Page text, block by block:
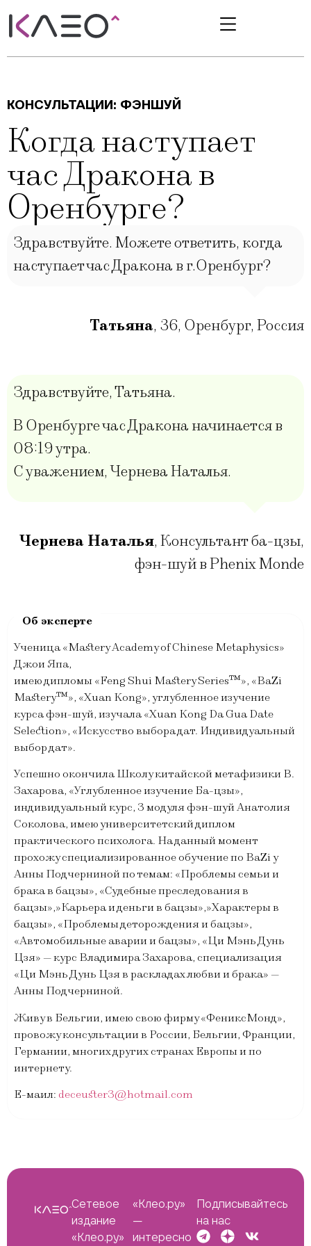
КОНСУЛЬТАЦИИ: ФЭНШУЙ
Когда наступает
час Дракона в
Оренбурге?
Здравствуйте. Можете ответить, когда
наступает час Дракона в г.Оренбург?
Татьяна, 36, Оренбург, Россия
Здравствуйте, Татьяна.
В Оренбурге час Дракона начинается в
08:19 утра.
С уважением, Чернева Наталья.
Чернева Наталья, Консультант ба-цзы,
фэн-шуй в Phenix Monde
Ученица «Мastery Academy of Chinese Metaphysics»
Джои Япа,
имею дипломы «Feng Shui Mastery Series™», «BaZi
Mastery™», «Xuan Kong», углубленное изучение
курса фэн-шуй, изучала «Xuan Kong Da Gua Date
Selection», «Искусство выбора дат. Индивидуальный
выбор дат».
Успешно окончила Школу китайской метафизики В.
Захарова, «Углубленное изучение Ба-цзы»,
индивидуальный курс, 3 модуля фэн-шуй Анатолия
Соколова, имею университетский диплом
практического психолога. На данный момент
прохожу специализированное обучение по BaZi у
Анны Подчерниной по темам: «Проблемы семьи и
брака в бацзы», «Судебные преследования в
бацзы»,»Карьера и деньги в бацзы»,»Характеры в
бацзы», «Проблемы деторождения и бацзы»,
«Автомобильные аварии и бацзы», «Ци Мэнь Дунь
Цзя» — курс Владимира Захарова, специализация
«Ци Мэнь Дунь Цзя в раскладах любви и брака» —
Анны Подчерниной.
Живу в Бельгии, имею свою фирму «ФениксМонд»,
провожу консультации в России, Бельгии, Франции,
Германии, многих других странах Европы и по
интернету.
Е-маил: deceuster3@hotmail.com
Сетевое
издание
«Клео.ру»
«Клео.ру»
—
интересно
Подписывайтесь
на нас